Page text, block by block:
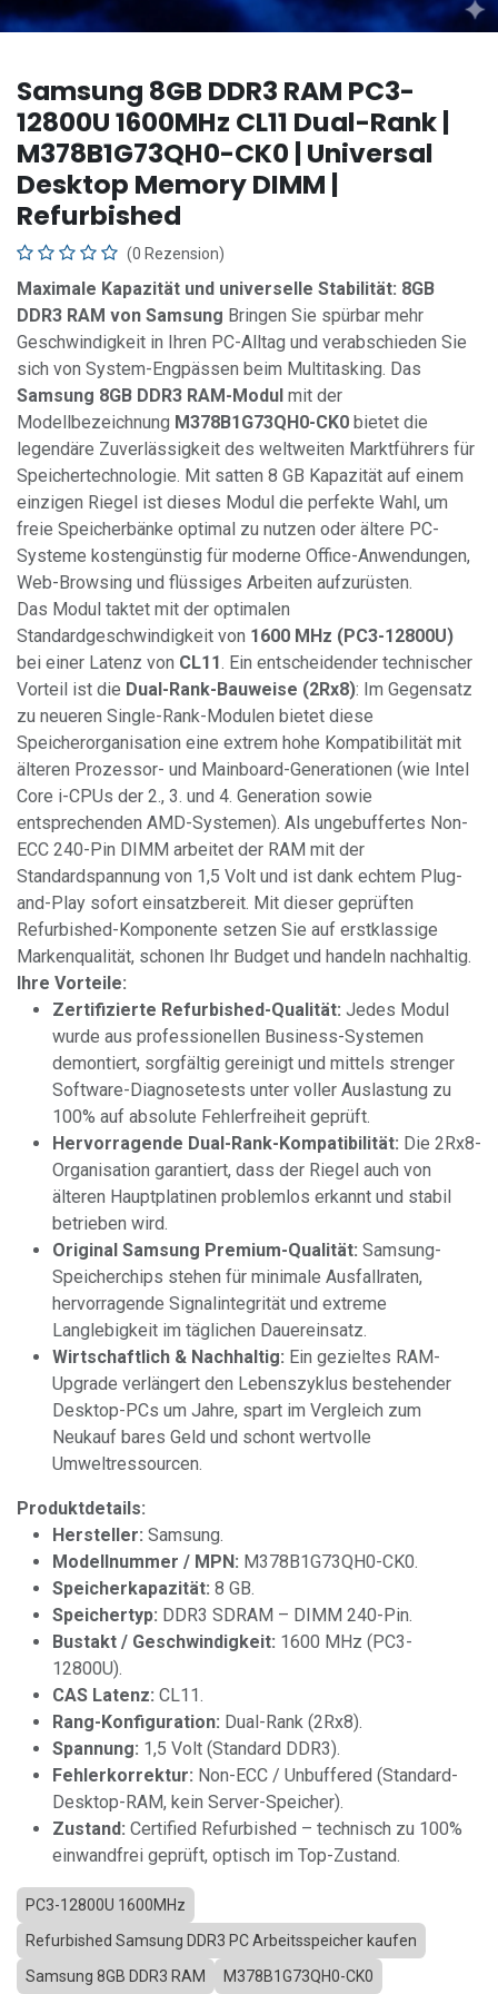
Samsung 8GB DDR3 RAM PC3-
12800U 1600MHz CL11 Dual-Rank |
M378B1G73QH0-CK0 | Universal
Desktop Memory DIMM |
Refurbished
(0 Rezension)
Maximale Kapazität und universelle Stabilität: 8GB
DDR3 RAM von Samsung Bringen Sie spürbar mehr
Geschwindigkeit in Ihren PC-Alltag und verabschieden Sie
sich von System-Engpässen beim Multitasking. Das
Samsung 8GB DDR3 RAM-Modul mit der
Modellbezeichnung M378B1G73QH0-CK0 bietet die
legendäre Zuverlässigkeit des weltweiten Marktführers für
Speichertechnologie. Mit satten 8 GB Kapazität auf einem
einzigen Riegel ist dieses Modul die perfekte Wahl, um
freie Speicherbänke optimal zu nutzen oder ältere PC-
Systeme kostengünstig für moderne Office-Anwendungen,
Web-Browsing und flüssiges Arbeiten aufzurüsten.
Das Modul taktet mit der optimalen
Standardgeschwindigkeit von 1600 MHz (PC3-12800U)
bei einer Latenz von CL11. Ein entscheidender technischer
Vorteil ist die Dual-Rank-Bauweise (2Rx8): Im Gegensatz
zu neueren Single-Rank-Modulen bietet diese
Speicherorganisation eine extrem hohe Kompatibilität mit
älteren Prozessor- und Mainboard-Generationen (wie Intel
Core i-CPUs der 2., 3. und 4. Generation sowie
entsprechenden AMD-Systemen). Als ungebuffertes Non-
ECC 240-Pin DIMM arbeitet der RAM mit der
Standardspannung von 1,5 Volt und ist dank echtem Plug-
and-Play sofort einsatzbereit. Mit dieser geprüften
Refurbished-Komponente setzen Sie auf erstklassige
Markenqualität, schonen Ihr Budget und handeln nachhaltig.
Ihre Vorteile:
Zertifizierte Refurbished-Qualität: Jedes Modul
wurde aus professionellen Business-Systemen
demontiert, sorgfältig gereinigt und mittels strenger
Software-Diagnosetests unter voller Auslastung zu
100% auf absolute Fehlerfreiheit geprüft.
Hervorragende Dual-Rank-Kompatibilität: Die 2Rx8-
Organisation garantiert, dass der Riegel auch von
älteren Hauptplatinen problemlos erkannt und stabil
betrieben wird.
Original Samsung Premium-Qualität: Samsung-
Speicherchips stehen für minimale Ausfallraten,
hervorragende Signalintegrität und extreme
Langlebigkeit im täglichen Dauereinsatz.
Wirtschaftlich & Nachhaltig: Ein gezieltes RAM-
Upgrade verlängert den Lebenszyklus bestehender
Desktop-PCs um Jahre, spart im Vergleich zum
Neukauf bares Geld und schont wertvolle
Umweltressourcen.
Produktdetails:
Hersteller: Samsung.
Modellnummer / MPN: M378B1G73QH0-CK0.
Speicherkapazität: 8 GB.
Speichertyp: DDR3 SDRAM – DIMM 240-Pin.
Bustakt / Geschwindigkeit: 1600 MHz (PC3-
12800U).
CAS Latenz: CL11.
Rang-Konfiguration: Dual-Rank (2Rx8).
Spannung: 1,5 Volt (Standard DDR3).
Fehlerkorrektur: Non-ECC / Unbuffered (Standard-
Desktop-RAM, kein Server-Speicher).
Zustand: Certified Refurbished – technisch zu 100%
einwandfrei geprüft, optisch im Top-Zustand.
PC3-12800U 1600MHz
Refurbished Samsung DDR3 PC Arbeitsspeicher kaufen
Samsung 8GB DDR3 RAM
M378B1G73QH0-CK0